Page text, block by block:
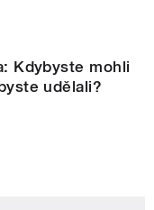
Kdybyste mohli
udělali?